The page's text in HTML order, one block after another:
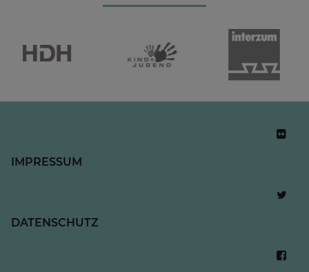
IMPRESSUM
DATENSCHUTZ